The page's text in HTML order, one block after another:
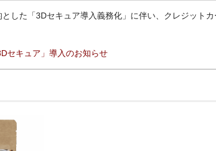
した「3Dセキュア導入義務化」に伴い、クレジット
セキュア」導入のお知らせ